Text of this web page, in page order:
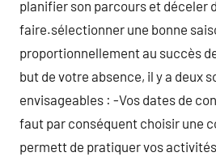
planifier son parcours et déceler
faire.sélectionner une bonne
proportionnellement au succès
but de votre absence, il y a deux
envisageables : -Vos dates de
faut par conséquent choisir une
permett de pratiquer vos